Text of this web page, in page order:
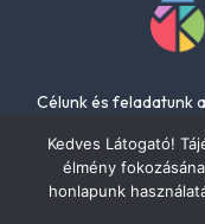
Célunk és feladatunk
Kedves Látogató!
élmény
honlapunk